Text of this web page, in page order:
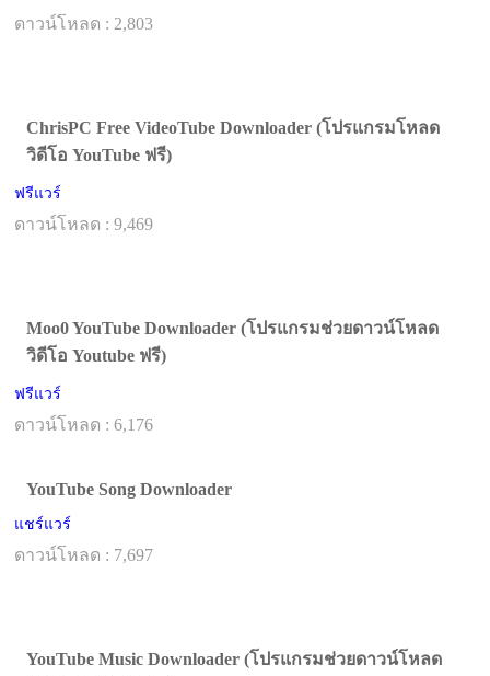
ดาวน์โหลด : 2,803
ChrisPC Free VideoTube Downloader (โปรแกรมโหลด
วิดีโอ YouTube ฟรี)
ฟรีแวร์
ดาวน์โหลด : 9,469
Moo0 YouTube Downloader (โปรแกรมช่วยดาวน์โหลด
วิดีโอ Youtube ฟรี)
ฟรีแวร์
ดาวน์โหลด : 6,176
YouTube Song Downloader
แชร์แวร์
ดาวน์โหลด : 7,697
YouTube Music Downloader (โปรแกรมช่วยดาวน์โหลด